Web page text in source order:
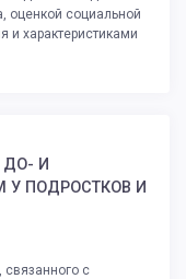
оценкой социальной
и характеристиками
ДО- И
У ПОДРОСТКОВ И
связанного с